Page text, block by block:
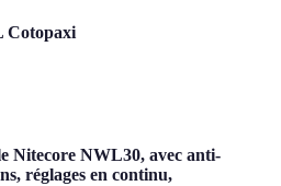
Cotopaxi
Nitecore NWL30, avec anti-
réglages en continu,